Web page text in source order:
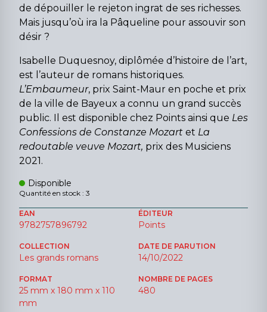
de dépouiller le rejeton ingrat de ses richesses.
Mais jusqu’où ira la Pâqueline pour assouvir son
désir ?
Isabelle Duquesnoy, diplômée d’histoire de l’art,
est l’auteur de romans historiques.
L’Embaumeur, prix Saint-Maur en poche et prix
de la ville de Bayeux a connu un grand succès
public. Il est disponible chez Points ainsi que Les
Confessions de Constanze Mozart et La
redoutable veuve Mozart, prix des Musiciens
2021.
Disponible
Quantité en stock : 3
EAN
9782757896792
ÉDITEUR
Points
COLLECTION
Les grands romans
DATE DE PARUTION
14/10/2022
FORMAT
25 mm x 180 mm x 110
mm
NOMBRE DE PAGES
480